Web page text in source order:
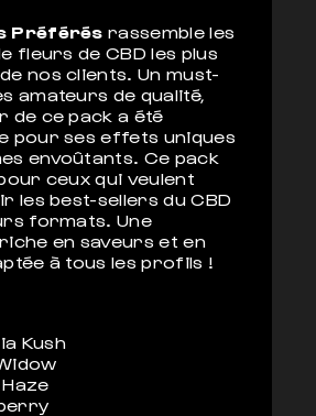
Préférés rassemble les
fleurs de CBD les plus
nos clients. Un must-
amateurs de qualité,
de ce pack a été
pour ses effets uniques
envoûtants. Ce pack
ceux qui veulent
les best-sellers du CBD
formats. Une
en saveurs et en
à tous les profils !
Kush